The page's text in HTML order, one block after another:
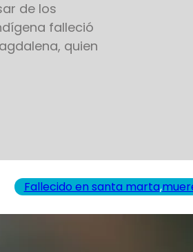
de los
falleció
quien
Fallecido en santa marta,